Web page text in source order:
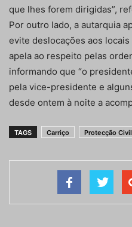
que lhes forem dirigidas”,
Por outro lado, a autarquia
evite deslocações aos
apela ao respeito pelas
informando que “o
pela vice-presidente e
desde ontem à noite a
TAGS Carriço Protecção Civil